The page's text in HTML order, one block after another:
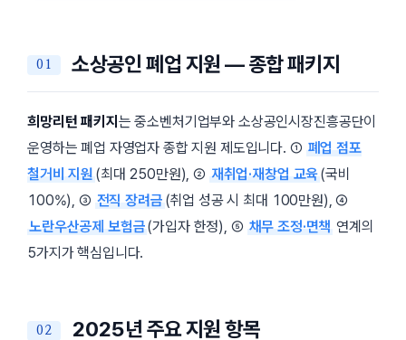
소상공인 폐업 지원 — 종합 패키지
희망리턴 패키지 는 중소벤처기업부와 소상공인시장진흥공단이
운영하는 폐업 자영업자 종합 지원 제도입니다. ① 폐업 점포
철거비 지원 (최대 250만원), ② 재취업·재창업 교육(국비
100%), ③ 전직 장려금 (취업 성공 시 최대 100만원), ④
노란우산공제 보험금(가입자 한정), ⑤ 채무 조정·면책 연계의
5가지가 핵심입니다.
2025년 주요 지원 항목